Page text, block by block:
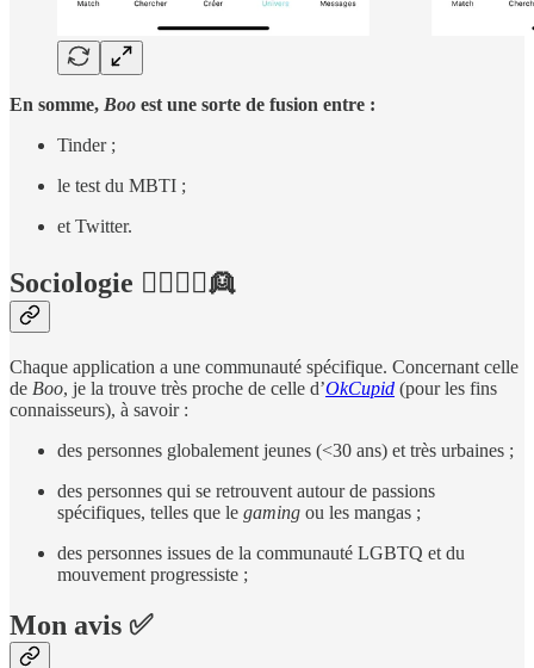
En somme, Boo est une sorte de fusion entre :
Tinder ;
le test du MBTI ;
et Twitter.
Sociologie 👱‍♂️👱‍♀️👱
Chaque application a une communauté spécifique. Concernant celle
de Boo, je la trouve très proche de celle d’OkCupid (pour les fins
connaisseurs), à savoir :
des personnes globalement jeunes (<30 ans) et très urbaines ;
des personnes qui se retrouvent autour de passions
spécifiques, telles que le gaming ou les mangas ;
des personnes issues de la communauté LGBTQ et du
mouvement progressiste ;
Mon avis ✅